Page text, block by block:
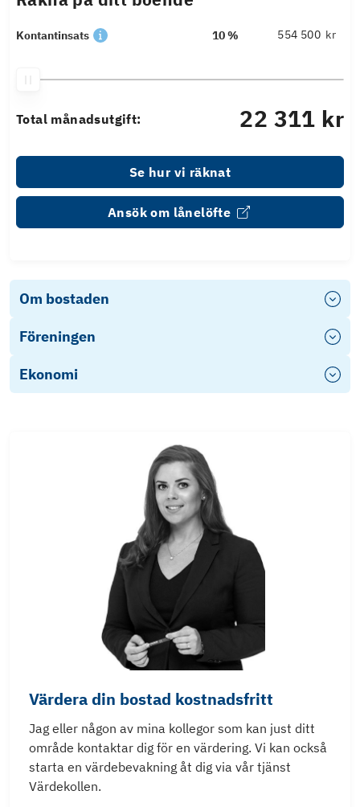
Kontantinsats 10 % kr
Total månadsutgift: 22 311 kr
Se hur vi räknat
Ansök om lånelöfte
Om bostaden
Föreningen
Ekonomi
Värdera din bostad kostnadsfritt
Jag eller någon av mina kollegor som kan just ditt
område kontaktar dig för en värdering. Vi kan också
starta en värdebevakning åt dig via vår tjänst
Värdekollen.